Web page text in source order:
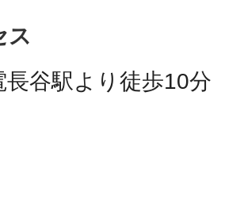
ス
長谷駅より徒歩10分